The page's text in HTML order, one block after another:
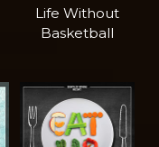
Life Without
Basketball